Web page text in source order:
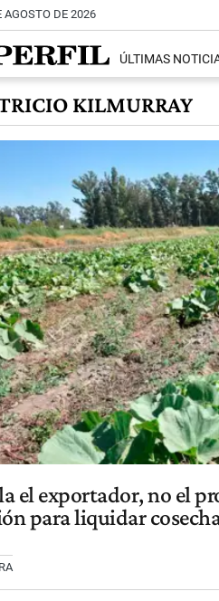
AGOSTO DE 2026
ÚLTIMAS
KILMURRAY
el exportador, no el
para liquidar